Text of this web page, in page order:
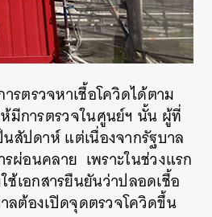
รตรวจหาเชื้อโควิดได้ตาม
มีการตรวจในศูนย์ฯ นั้น ผู้ที่
สัปดาห์ แต่เนื่องจากรัฐบาล
ผ่อนคลาย เพราะในช่วงแรก
เอกสารยืนยันว่าปลอดเชื้อ
ลต้องเปิดจุดตรวจโควิดขึ้น